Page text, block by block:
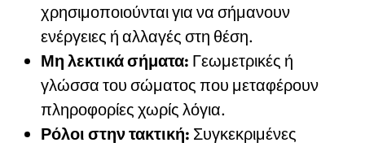
χρησιμοποιούνται για να σήμανουν
ενέργειες ή αλλαγές στη θέση.
Μη λεκτικά σήματα: Γεωμετρικές ή
γλώσσα του σώματος που μεταφέρουν
πληροφορίες χωρίς λόγια.
Ρόλοι στην τακτική: Συγκεκριμένες